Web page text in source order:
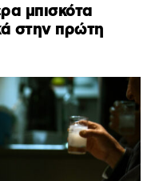
μπισκότα
στην πρώτη